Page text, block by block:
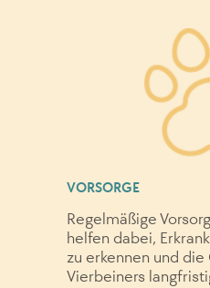
VORSORGE
Regelmäßige
helfen dabei,
zu erkennen und
Vierbeiners